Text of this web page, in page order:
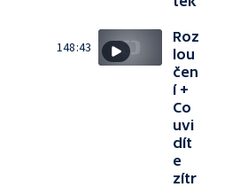
148:43
Roz
lou
čen
í +
Co
uvi
dít
e
zítr